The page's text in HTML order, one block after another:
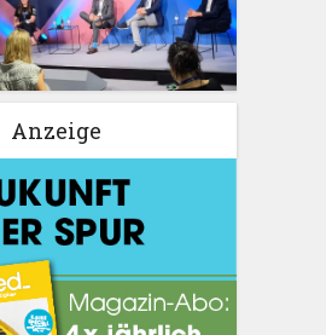
Anzeige